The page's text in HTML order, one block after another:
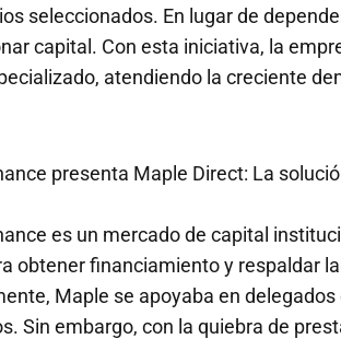
seleccionados. En lugar de
capital. Con esta iniciativa, la
atendiendo la creciente
presenta Maple Direct: La
es un mercado de capital
obtener financiamiento y respaldar
Maple se apoyaba en
Sin embargo, con la quiebra de